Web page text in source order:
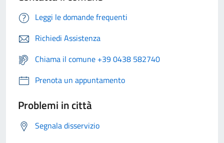
Leggi le domande frequenti
Richiedi Assistenza
Chiama il comune +39 0438 582740
Prenota un appuntamento
Problemi in città
Segnala disservizio